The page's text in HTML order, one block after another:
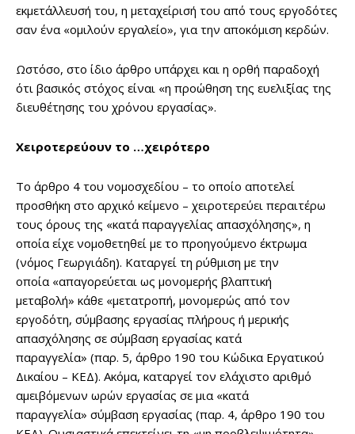
εκμετάλλευσή του, η μεταχείρισή του από τους εργοδότες
σαν ένα «ομιλούν εργαλείο», για την αποκόμιση κερδών.
Ωστόσο, στο ίδιο άρθρο υπάρχει και η ορθή παραδοχή
ότι βασικός στόχος είναι «η προώθηση της ευελιξίας της
διευθέτησης του χρόνου εργασίας».
Χειροτερεύουν το …χειρότερο
Το άρθρο 4 του νομοσχεδίου – το οποίο αποτελεί
προσθήκη στο αρχικό κείμενο – χειροτερεύει περαιτέρω
τους όρους της «κατά παραγγελίας απασχόλησης», η
οποία είχε νομοθετηθεί με το προηγούμενο έκτρωμα
(νόμος Γεωργιάδη). Καταργεί τη ρύθμιση με την
οποία «απαγορεύεται ως μονομερής βλαπτική
μεταβολή» κάθε «μετατροπή, μονομερώς από τον
εργοδότη, σύμβασης εργασίας πλήρους ή μερικής
απασχόλησης σε σύμβαση εργασίας κατά
παραγγελία» (παρ. 5, άρθρο 190 του Κώδικα Εργατικού
Δικαίου – ΚΕΔ). Ακόμα, καταργεί τον ελάχιστο αριθμό
αμειβόμενων ωρών εργασίας σε μια «κατά
παραγγελία» σύμβαση εργασίας (παρ. 4, άρθρο 190 του